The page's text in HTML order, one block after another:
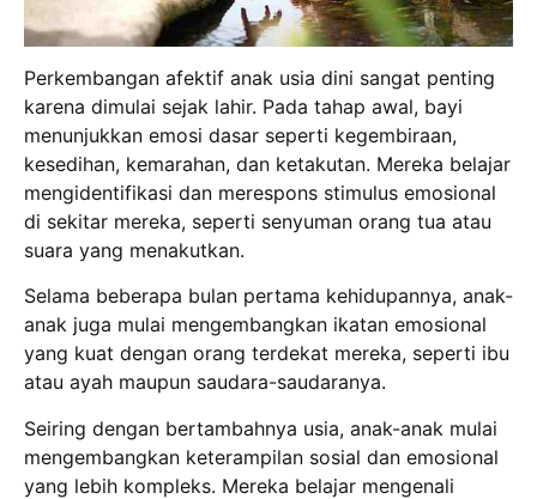
Perkembangan afektif anak usia dini sangat penting
karena dimulai sejak lahir. Pada tahap awal, bayi
menunjukkan emosi dasar seperti kegembiraan,
kesedihan, kemarahan, dan ketakutan. Mereka belajar
mengidentifikasi dan merespons stimulus emosional
di sekitar mereka, seperti senyuman orang tua atau
suara yang menakutkan.
Selama beberapa bulan pertama kehidupannya, anak-
anak juga mulai mengembangkan ikatan emosional
yang kuat dengan orang terdekat mereka, seperti ibu
atau ayah maupun saudara-saudaranya.
Seiring dengan bertambahnya usia, anak-anak mulai
mengembangkan keterampilan sosial dan emosional
yang lebih kompleks. Mereka belajar mengenali